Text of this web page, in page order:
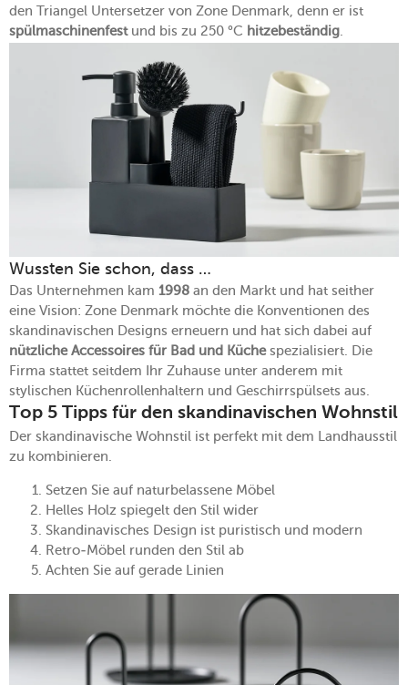
den Triangel Untersetzer von Zone Denmark, denn er ist
spülmaschinenfestund bis zu 250 °C hitzebeständig.
Wussten Sie schon, dass …
Das Unternehmen kam 1998 an den Markt und hat seither
eine Vision: Zone Denmark möchte die Konventionen des
skandinavischen Designs erneuern und hat sich dabei auf
nützliche Accessoires für Bad und Küchespezialisiert. Die
Firma stattet seitdem Ihr Zuhause unter anderem mit
stylischen Küchenrollenhaltern und Geschirrspülsets aus.
Top 5 Tipps für den skandinavischen Wohnstil
Der skandinavische Wohnstil ist perfekt mit dem Landhausstil
zu kombinieren.
Setzen Sie auf naturbelassene Möbel
Helles Holz spiegelt den Stil wider
Skandinavisches Design ist puristisch und modern
Retro-Möbel runden den Stil ab
Achten Sie auf gerade Linien